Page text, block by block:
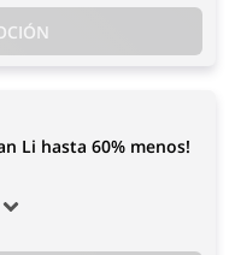
Li hasta 60% menos!